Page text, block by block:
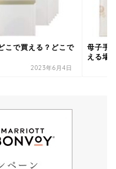
こで買える？どこで
2023年6月4日
母子手
える場